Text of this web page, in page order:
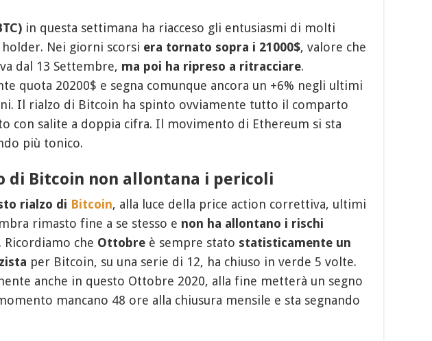
in questa settimana ha riacceso gli entusiasmi di molti
Nei giorni scorsi era tornato sopra i 21000$, valore che
dal 13 Settembre, ma poi ha ripreso a ritracciare.
quota 20200$ e segna comunque ancora un +6% negli ultimi
Il rialzo di Bitcoin ha spinto ovviamente tutto il comparto
con salite a doppia cifra. Il movimento di Ethereum si sta
più tonico.
di Bitcoin non allontana i pericoli
rialzo di Bitcoin, alla luce della price action correttiva, ultimi
rimasto fine a se stesso e non ha allontano i rischi
. Ricordiamo che Ottobreè sempre stato statisticamente un
per Bitcoin, su una serie di 12, ha chiuso in verde 5 volte.
anche in questo Ottobre 2020, alla fine metterà un segno
mancano 48 ore alla chiusura mensile e sta segnando